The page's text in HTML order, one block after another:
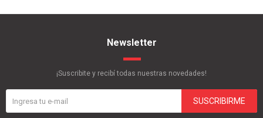
Newsletter
¡Suscribite y recibí todas nuestras novedades!
SUSCRIBIRME